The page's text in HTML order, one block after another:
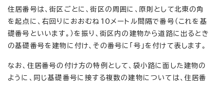
住居番号は、街区ごとに、街区の周囲に、原則として北東の角
を起点に、右回りにおおむね10メートル間隔で番号（これを基
礎番号といいます。）を振り、街区内の建物から道路に出るとき
の基礎番号を建物に付け、その番号に「号」を付けて表します。
なお、住居番号の付け方の特例として、袋小路に面した建物の
ように、同じ基礎番号に接する複数の建物については、住居番